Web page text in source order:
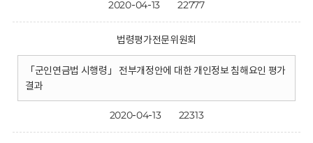
2020-04-13 22777
법령평가전문위원회
「군인연금법 시행령」 전부개정안에 대한 개인정보 침해요인 평가
결과
2020-04-13 22313